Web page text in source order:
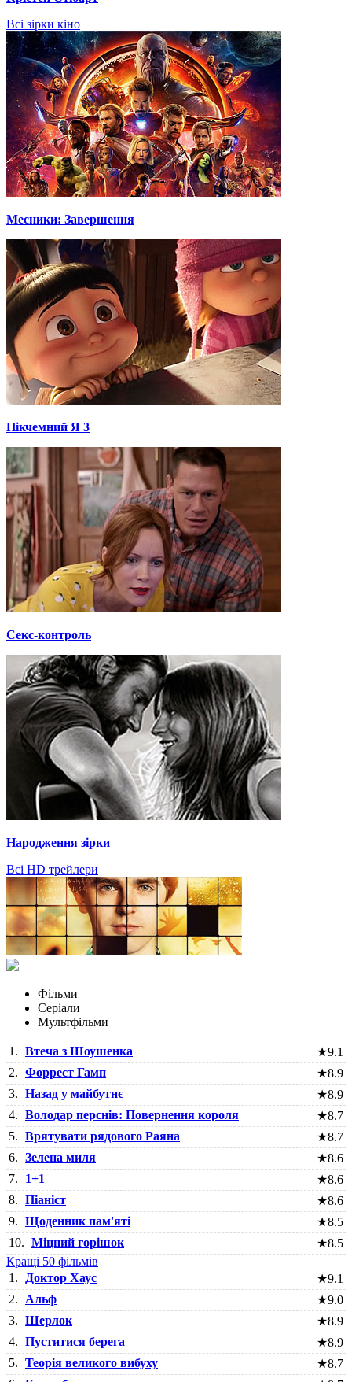
Всі зірки кіно
Месники: Завершення
Нікчемний Я 3
Секс-контроль
Народження зірки
Всі HD трейлери
Фільми
Серіали
Мультфільми
1. Втеча з Шоушенка ★9.1
2. Форрест Гамп ★8.9
3. Назад у майбутнє ★8.9
4. Володар перснів: Повернення короля ★8.7
5. Врятувати рядового Раяна ★8.7
6. Зелена миля ★8.6
7.
1+1 ★8.6
8. Піаніст ★8.6
9. Щоденник пам'яті ★8.5
10. Міцний горішок ★8.5
Кращі 50 фільмів
1.
Доктор Хаус ★9.1
2.
Альф ★9.0
3. Шерлок ★8.9
4. Пуститися берега ★8.9
5. Теорія великого вибуху ★8.7